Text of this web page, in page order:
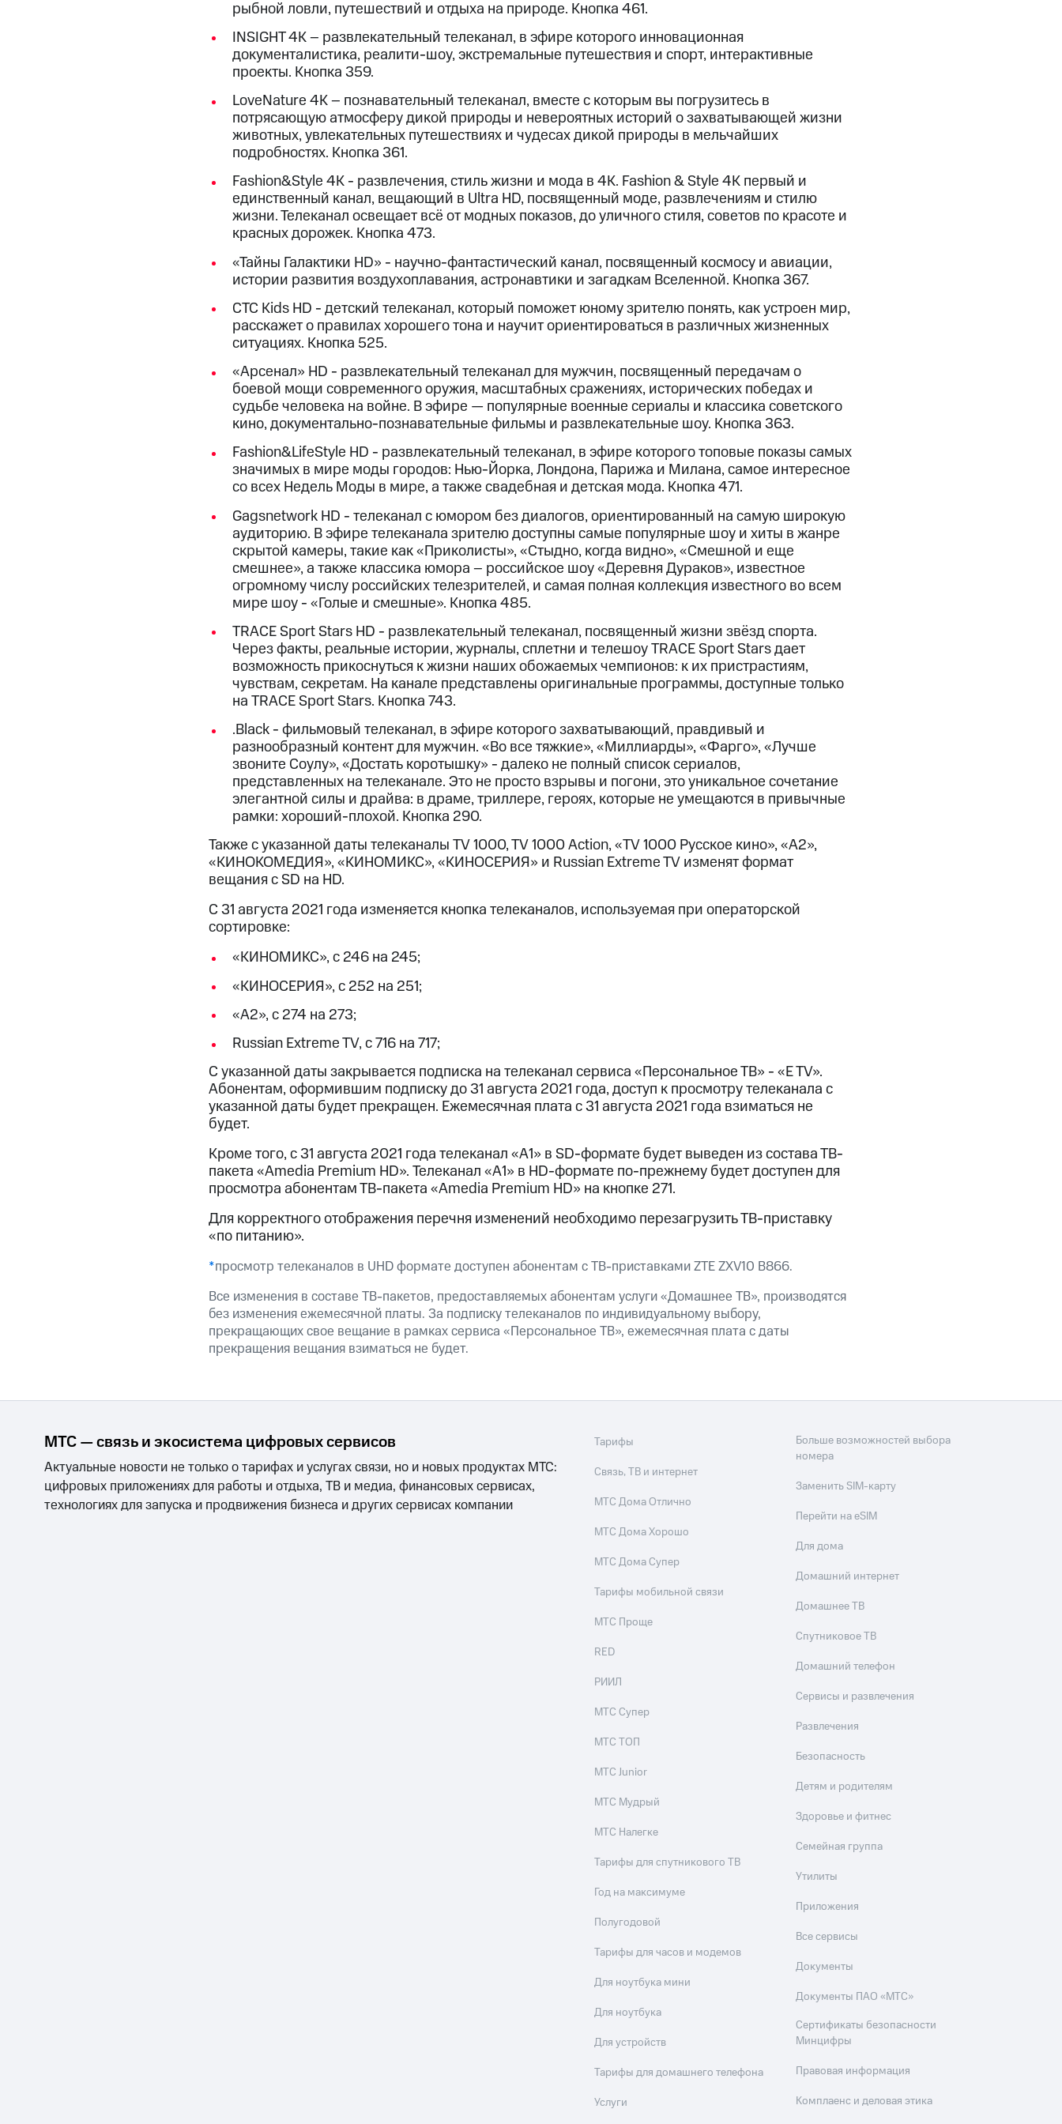
Наушники и колонки Умные часы и трекеры Умный дом Планшеты Акции и скидки
Откладывайте деньги и получайте доход 15%
Условия пополнения
Скидка 30% на связь
Тарифы RED, РИИЛ и МТС Супер дешевле при оплате с карты МТС Деньги
при покупке со связью МТС
рыбной ловли, путешествий и отдыха на природе. Кнопка 461.
INSIGHT 4K – развлекательный телеканал, в эфире которого инновационная
документалистика, реалити-шоу, экстремальные путешествия и спорт, интерактивные
проекты. Кнопка 359.
LoveNature 4K – познавательный телеканал, вместе с которым вы погрузитесь в
потрясающую атмосферу дикой природы и невероятных историй о захватывающей жизни
животных, увлекательных путешествиях и чудесах дикой природы в мельчайших
подробностях. Кнопка 361.
Fashion&Style 4K - развлечения, стиль жизни и мода в 4K. Fashion & Style 4K первый и
единственный канал, вещающий в Ultra HD, посвященный моде, развлечениям и стилю
жизни. Телеканал освещает всё от модных показов, до уличного стиля, советов по красоте и
красных дорожек. Кнопка 473.
«Тайны Галактики HD» - научно-фантастический канал, посвященный космосу и авиации,
истории развития воздухоплавания, астронавтики и загадкам Вселенной. Кнопка 367.
СТС Kids HD - детский телеканал, который поможет юному зрителю понять, как устроен мир,
расскажет о правилах хорошего тона и научит ориентироваться в различных жизненных
ситуациях. Кнопка 525.
«Арсенал» HD - развлекательный телеканал для мужчин, посвященный передачам о
боевой мощи современного оружия, масштабных сражениях, исторических победах и
судьбе человека на войне. В эфире — популярные военные сериалы и классика советского
кино, документально-познавательные фильмы и развлекательные шоу. Кнопка 363.
Fashion&LifeStyle HD - развлекательный телеканал, в эфире которого топовые показы самых
значимых в мире моды городов: Нью-Йорка, Лондона, Парижа и Милана, самое интересное
со всех Недель Моды в мире, а также свадебная и детская мода. Кнопка 471.
Gagsnetwork HD - телеканал с юмором без диалогов, ориентированный на самую широкую
аудиторию. В эфире телеканала зрителю доступны самые популярные шоу и хиты в жанре
скрытой камеры, такие как «Приколисты», «Стыдно, когда видно», «Смешной и еще
смешнее», а также классика юмора – российское шоу «Деревня Дураков», известное
огромному числу российских телезрителей, и самая полная коллекция известного во всем
мире шоу - «Голые и смешные». Кнопка 485.
TRACE Sport Stars HD - развлекательный телеканал, посвященный жизни звёзд спорта.
Через факты, реальные истории, журналы, сплетни и телешоу TRACE Sport Stars дает
возможность прикоснуться к жизни наших обожаемых чемпионов: к их пристрастиям,
чувствам, секретам. На канале представлены оригинальные программы, доступные только
на TRACE Sport Stars. Кнопка 743.
.Black - фильмовый телеканал, в эфире которого захватывающий, правдивый и
разнообразный контент для мужчин. «Во все тяжкие», «Миллиарды», «Фарго», «Лучше
звоните Соулу», «Достать коротышку» - далеко не полный список сериалов,
представленных на телеканале. Это не просто взрывы и погони, это уникальное сочетание
элегантной силы и драйва: в драме, триллере, героях, которые не умещаются в привычные
рамки: хороший-плохой. Кнопка 290.
Также с указанной даты телеканалы TV 1000, TV 1000 Action, «ТV 1000 Русское кино», «А2»,
«КИНОКОМЕДИЯ», «КИНОМИКС», «КИНОСЕРИЯ» и Russian Extreme TV изменят формат
вещания с SD на HD.
С 31 августа 2021 года изменяется кнопка телеканалов, используемая при операторской
сортировке:
«КИНОМИКС», с 246 на 245;
«КИНОСЕРИЯ», с 252 на 251;
«А2», с 274 на 273;
Russian Extreme TV, с 716 на 717;
С указанной даты закрывается подписка на телеканал сервиса «Персональное ТВ» - «E TV».
Абонентам, оформившим подписку до 31 августа 2021 года, доступ к просмотру телеканала с
указанной даты будет прекращен. Ежемесячная плата с 31 августа 2021 года взиматься не
будет.
Кроме того, с 31 августа 2021 года телеканал «А1» в SD-формате будет выведен из состава ТВ-
пакета «Amedia Premium HD». Телеканал «А1» в HD-формате по-прежнему будет доступен для
просмотра абонентам ТВ-пакета «Amedia Premium HD» на кнопке 271.
Для корректного отображения перечня изменений необходимо перезагрузить ТВ-приставку
«по питанию».
*просмотр телеканалов в UHD формате доступен абонентам с ТВ-приставками ZTE ZXV10 B866.
Все изменения в составе ТВ-пакетов, предоставляемых абонентам услуги «Домашнее ТВ», производятся
без изменения ежемесячной платы. За подписку телеканалов по индивидуальному выбору,
прекращающих свое вещание в рамках сервиса «Персональное ТВ», ежемесячная плата с даты
прекращения вещания взиматься не будет.
МТС — связь и экосистема цифровых сервисов
Актуальные новости не только о тарифах и услугах связи, но и новых продуктах МТС:
цифровых приложениях для работы и отдыха, ТВ и медиа, финансовых сервисах,
технологиях для запуска и продвижения бизнеса и других сервисах компании
Тарифы
Связь, ТВ и интернет
МТС Дома Отлично
МТС Дома Хорошо
МТС Дома Супер
Тарифы мобильной связи
МТС Проще
RED
РИИЛ
МТС Супер
МТС ТОП
МТС Junior
МТС Мудрый
МТС Налегке
Тарифы для спутникового ТВ
Год на максимуме
Полугодовой
Тарифы для часов и модемов
Для ноутбука мини
Для ноутбука
Для устройств
Тарифы для домашнего телефона
Услуги
Больше возможностей выбора
номера
Заменить SIM-карту
Перейти на eSIM
Для дома
Домашний интернет
Домашнее ТВ
Спутниковое ТВ
Домашний телефон
Сервисы и развлечения
Развлечения
Безопасность
Детям и родителям
Здоровье и фитнес
Семейная группа
Утилиты
Приложения
Все сервисы
Документы
Документы ПАО «МТС»
Сертификаты безопасности
Минцифры
Правовая информация
Комплаенс и деловая этика